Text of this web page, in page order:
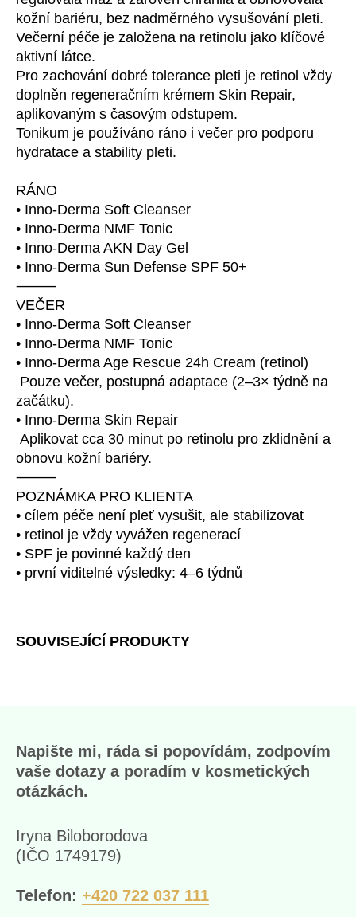
kožní bariéru, bez nadměrného vysušování pleti.
Večerní péče je založena na retinolu jako klíčové
aktivní látce.
Pro zachování dobré tolerance pleti je retinol vždy
doplněn regeneračním krémem Skin Repair,
aplikovaným s časovým odstupem.
Tonikum je používáno ráno i večer pro podporu
hydratace a stability pleti.
RÁNO
• Inno-Derma Soft Cleanser
• Inno-Derma NMF Tonic
• Inno-Derma AKN Day Gel
• Inno-Derma Sun Defense SPF 50+
⸻
VEČER
• Inno-Derma Soft Cleanser
• Inno-Derma NMF Tonic
• Inno-Derma Age Rescue 24h Cream (retinol)
Pouze večer, postupná adaptace (2–3× týdně na
začátku).
• Inno-Derma Skin Repair
Aplikovat cca 30 minut po retinolu pro zklidnění a
obnovu kožní bariéry.
⸻
POZNÁMKA PRO KLIENTA
• cílem péče není pleť vysušit, ale stabilizovat
• retinol je vždy vyvážen regenerací
• SPF je povinné každý den
• první viditelné výsledky: 4–6 týdnů
SOUVISEJÍCÍ PRODUKTY
KOSMETOLOGICKÉ
Napište mi, ráda si popovídám, zodpovím
vaše dotazy a poradím v kosmetických
otázkách.
Iryna Biloborodova
(IČO 1749179)
Telefon: +420 722 037 111